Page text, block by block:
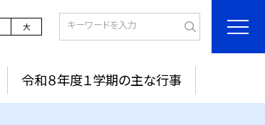
大
令和８年度１学期の主な行事